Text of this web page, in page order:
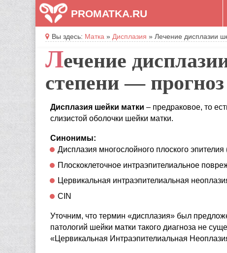
PROMATKA.RU
Вы здесь: Матка » Дисплазия » Лечение дисплазии
Лечение
степени —
Дисплазия шейки матки – предраковое, то
слизистой оболочки шейки матки.
Синонимы:
Дисплазия многослойного плоского
Плоскоклеточное интраэпителиальное
Цервикальная интраэпителиальная
CIN
Уточним, что термин «дисплазия» был
патологий шейки матки такого диагноза не
«Цервикальная Интраэпителиальная